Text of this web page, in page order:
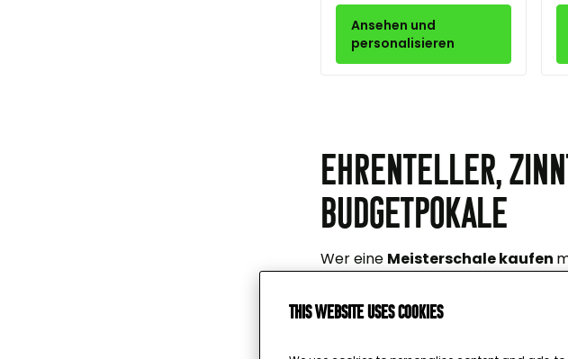
This website uses cookies
Ansehen und
personalisieren
Ehrenteller,
Budgetpokale
Wer eine Meisterschale kaufen
Anlässe. ObMeisterschaft,
große Momente unvergesslich.